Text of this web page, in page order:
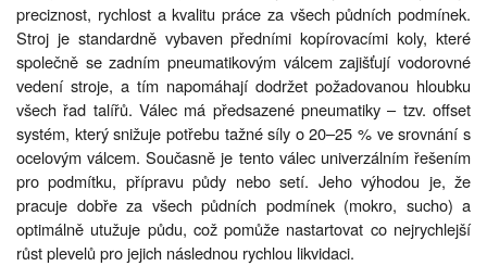
preciznost, rychlost a kvalitu práce za všech půdních podmínek.
Stroj je standardně vybaven předními kopírovacími koly, které
společně se zadním pneumatikovým válcem zajišťují vodorovné
vedení stroje, a tím napomáhají dodržet požadovanou hloubku
všech řad talířů. Válec má předsazené pneumatiky – tzv. offset
systém, který snižuje potřebu tažné síly o 20–25 % ve srovnání s
ocelovým válcem. Současně je tento válec univerzálním řešením
pro podmítku, přípravu půdy nebo setí. Jeho výhodou je, že
pracuje dobře za všech půdních podmínek (mokro, sucho) a
optimálně utužuje půdu, což pomůže nastartovat co nejrychlejší
růst plevelů pro jejich následnou rychlou likvidaci.